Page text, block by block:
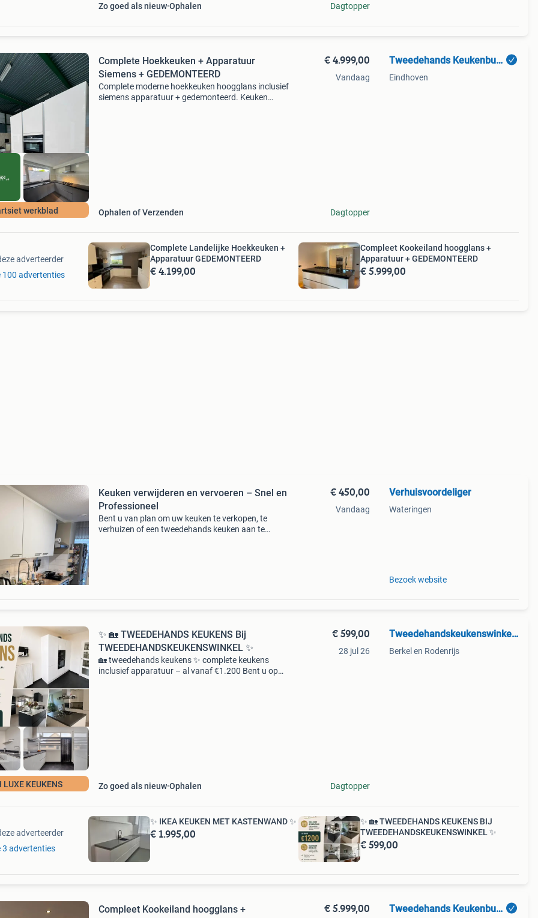
Zo goed als nieuw Ophalen Dagtopper
werkblad
Complete Hoekkeuken + Apparatuur
Siemens + GEDEMONTEERD
Complete moderne hoekkeuken hoogglans inclusief
siemens apparatuur + gedemonteerd. Keuken
Ophalen of Verzenden
€ 4.999,00
Vandaag
Dagtopper
Tweedehands Keukenbudget
Eindhoven
adverteerder
100 advertenties
Complete Landelijke Hoekkeuken +
Apparatuur GEDEMONTEERD
€ 4.199,00
Compleet Kookeiland hoogglans +
Apparatuur + GEDEMONTEERD
€ 5.999,00
Keuken verwijderen en vervoeren – Snel en
Professioneel
Bent u van plan om uw keuken te verkopen, te
verhuizen of een tweedehands keuken aan te
€ 450,00
Vandaag
Verhuisvoordeliger
Wateringen
Bezoek website
LUXE KEUKENS
✨ 🏡 TWEEDEHANDS KEUKENS Bij
TWEEDEHANDSKEUKENSWINKEL ✨
🏡 tweedehands keukens ✨ complete keukens
inclusief apparatuur – al vanaf €1.200 Bent u op
Zo goed als nieuw Ophalen
€ 599,00
28 jul 26
Dagtopper
Tweedehandskeukenswinkel BV
Berkel en Rodenrijs
adverteerder
3 advertenties
✨ IKEA KEUKEN MET KASTENWAND ✨
€ 1.995,00
✨ 🏡 TWEEDEHANDS KEUKENS BIJ
TWEEDEHANDSKEUKENSWINKEL ✨
€ 599,00
Compleet Kookeiland hoogglans +
€ 5.999,00 Tweedehands Keukenbudget